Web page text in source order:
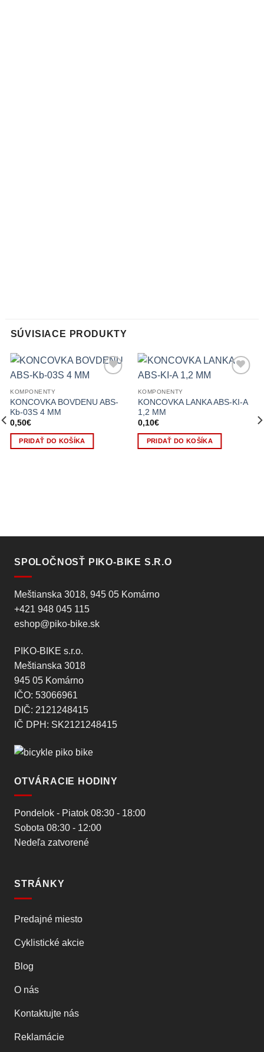
SÚVISIACE PRODUKTY
KOMPONENTY
KONCOVKA BOVDENU ABS-
Kb-03S 4 MM
0,50€
PRIDAŤ DO KOŠÍKA
KOMPONENTY
KONCOVKA LANKA ABS-KI-A
1,2 MM
0,10€
PRIDAŤ DO KOŠÍKA
SPOLOČNOSŤ PIKO-BIKE S.R.O
Meštianska 3018, 945 05 Komárno
+421 948 045 115
eshop@piko-bike.sk
PIKO-BIKE s.r.o.
Meštianska 3018
945 05 Komárno
IČO: 53066961
DIČ: 2121248415
IČ DPH: SK2121248415
OTVÁRACIE HODINY
Pondelok - Piatok 08:30 - 18:00
Sobota 08:30 - 12:00
Nedeľa zatvorené
STRÁNKY
Predajné miesto
Cyklistické akcie
Blog
O nás
Kontaktujte nás
Reklamácie